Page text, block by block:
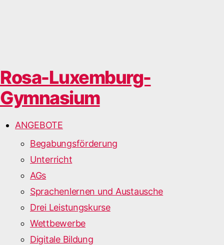
Rosa-Luxemburg-
Gymnasium
ANGEBOTE
Begabungsförderung
Unterricht
AGs
Sprachenlernen und Austausche
Drei Leistungskurse
Wettbewerbe
Digitale Bildung